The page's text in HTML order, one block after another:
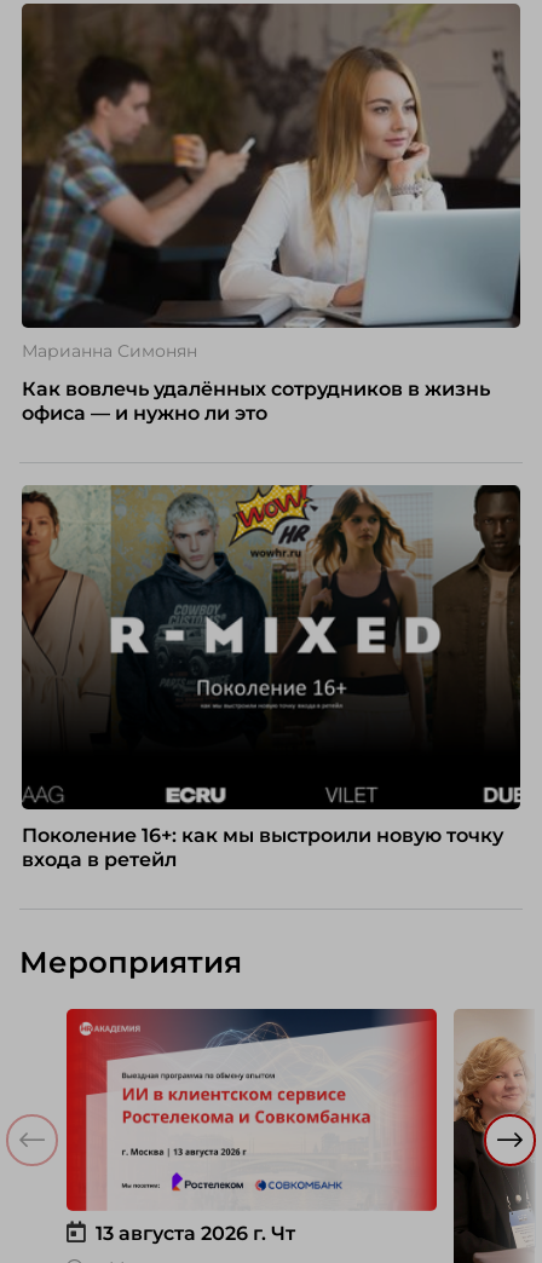
Марианна Симонян
Как вовлечь удалённых сотрудников в жизнь
офиса — и нужно ли это
Поколение 16+: как мы выстроили новую точку
входа в ретейл
Мероприятия
13 августа 2026 г. Чт